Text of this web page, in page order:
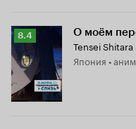
Рейтинг
Кинопоиска
8.4
8.4 О моём
Tensei
Япония •